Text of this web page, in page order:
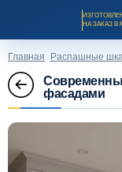
НА ЗАКАЗ
Главная Распашные
фасадами